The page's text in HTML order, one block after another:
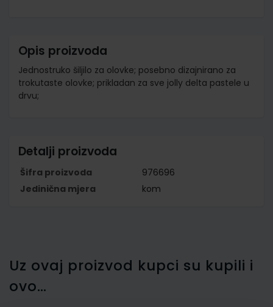
Opis proizvoda
Jednostruko šiljilo za olovke; posebno dizajnirano za
trokutaste olovke; prikladan za sve jolly delta pastele u
drvu;
Detalji proizvoda
Šifra proizvoda
976696
Jedinična mjera
kom
Uz ovaj proizvod kupci su kupili i
ovo…